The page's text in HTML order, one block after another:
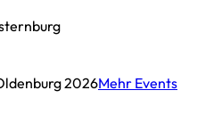
2026Mehr Events